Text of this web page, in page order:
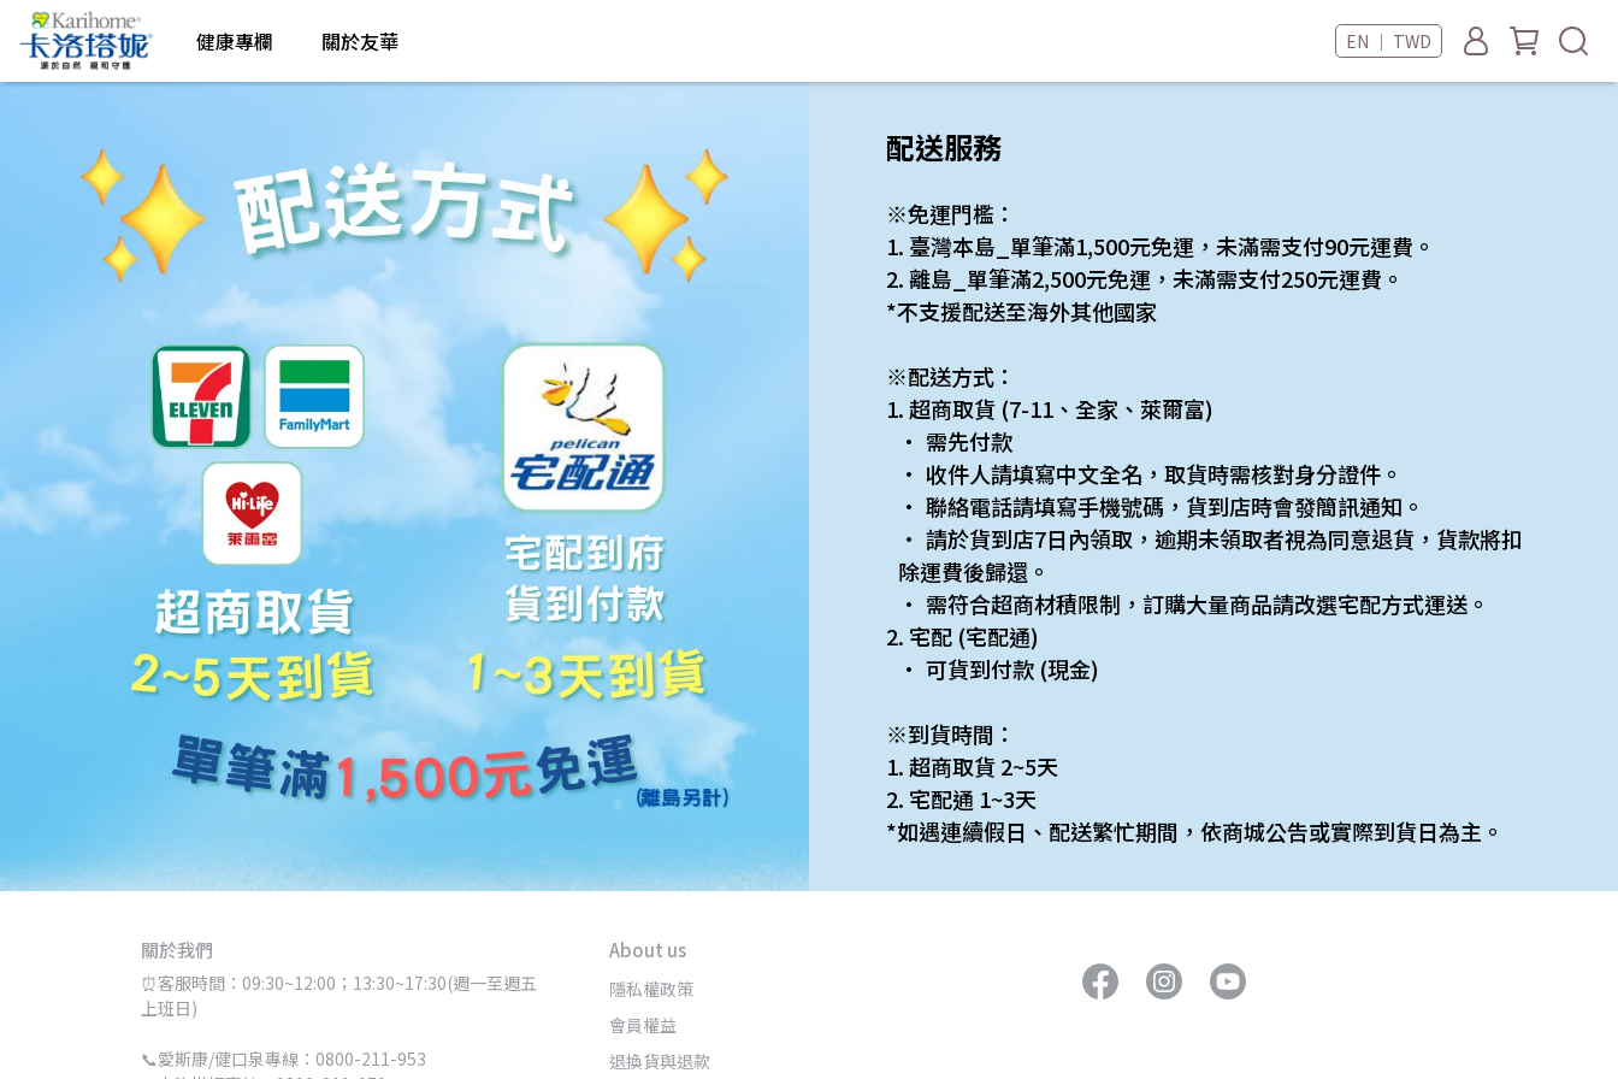
健康專欄 關於友華 EN ｜ TWD
配送服務
※免運門檻：
1. 臺灣本島_單筆滿1,500元免運，未滿需支付90元運費。
2. 離島_單筆滿2,500元免運，未滿需支付250元運費。
*不支援配送至海外其他國家
※配送方式：
1. 超商取貨 (7-11、全家、萊爾富)
需先付款
收件人請填寫中文全名，取貨時需核對身分證件。
聯絡電話請填寫手機號碼，貨到店時會發簡訊通知。
請於貨到店7日內領取，逾期未領取者視為同意退貨，貨款將扣
除運費後歸還。
需符合超商材積限制，訂購大量商品請改選宅配方式運送。
2. 宅配 (宅配通)
可貨到付款 (現金)
※到貨時間：
1. 超商取貨 2~5天
2. 宅配通 1~3天
*如遇連續假日、配送繁忙期間，依商城公告或實際到貨日為主。
關於我們
⏰客服時間：09:30~12:00；13:30~17:30(週一至週五
上班日)
📞愛斯康/健口泉專線：0800-211-953
About us
隱私權政策
會員權益
退換貨與退款